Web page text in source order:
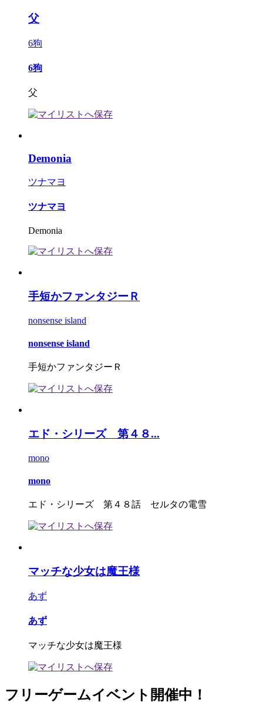
父
6狗
6狗
父
Demonia
ツナマヨ
ツナマヨ
Demonia
手短かファンタジーＲ
nonsense island
nonsense island
手短かファンタジーＲ
エド・シリーズ 第４８...
mono
mono
エド・シリーズ 第４８話 セルタの電雪
マッチな少女は魔王様
あず
あず
マッチな少女は魔王様
フリーゲームイベント開催中！